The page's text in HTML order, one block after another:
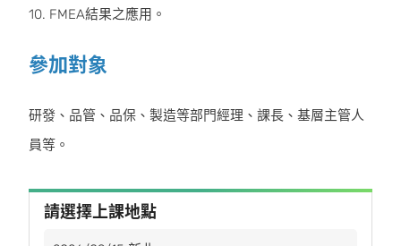
10. FMEA結果之應用。
參加對象
研發、品管、品保、製造等部門經理、課長、基層主管人
員等。
請選擇上課地點